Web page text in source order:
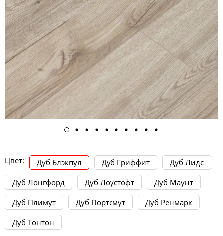
Цвет: Дуб Блэкпул Дуб Гриффит
Дуб Лидс
Дуб Лонгфорд
Дуб Лоустофт
Дуб Маунт
Дуб Плимут
Дуб Портсмут
Дуб Ренмарк
Дуб Тонтон